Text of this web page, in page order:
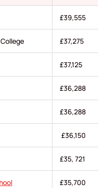
£39,555
£37,275
£37,125
£36,288
£36,288
£36,150
£35, 721
£35,700